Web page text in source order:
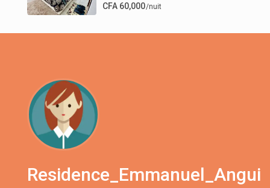
CFA 60,000/nuit
Residence_Emmanuel_Angui